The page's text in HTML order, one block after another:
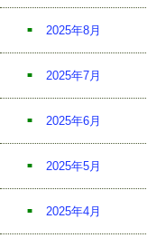
2025年8月
2025年7月
2025年6月
2025年5月
2025年4月